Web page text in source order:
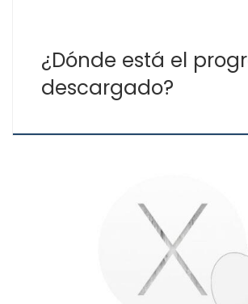
¿Dónde está el
descargado?
Te proporcionamos dos opciones para
es de 32 ó 64 bits. El modo más sencillo
estos pasos: Ir al menú Icono de la
de este Mac. Si en la información
proporciona la información